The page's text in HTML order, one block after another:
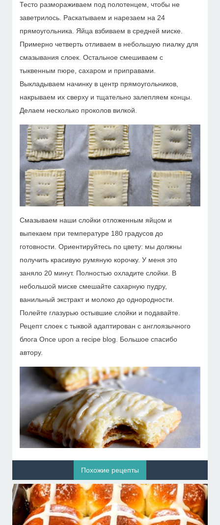
Тесто размораживаем под полотенцем, чтобы не
заветрилось. Раскатываем и нарезаем на 24
прямоугольника. Яйца взбиваем в средней миске.
Примерно четверть отливаем в небольшую пиалку для
смазывания слоек. Остальное смешиваем с
тыквенным пюре, сахаром и приправами.
Выкладываем начинку в центр прямоугольников,
накрываем их сверху и тщательно залепляем концы.
Делаем несколько проколов вилкой.
Смазываем наши слойки отложенным яйцом и
выпекаем при температуре 180 градусов до
готовности. Ориентируйтесь по цвету: мы должны
получить красивую румяную корочку. У меня это
заняло 20 минут. Полностью охладите слойки. В
небольшой миске смешайте сахарную пудру,
ванильный экстракт и молоко до однородности.
Полейте глазурью остывшие слойки и подавайте.
Рецепт слоек с тыквой адаптирован с англоязычного
блога Once upon a recipe blog. Большое спасибо
автору.
Похожие рецепты